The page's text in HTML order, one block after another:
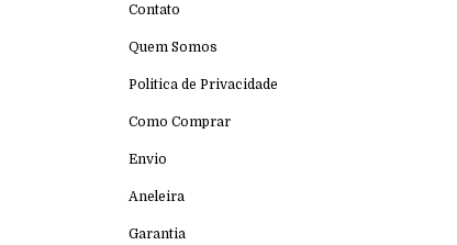
Contato
Quem Somos
Politica de Privacidade
Como Comprar
Envio
Aneleira
Garantia